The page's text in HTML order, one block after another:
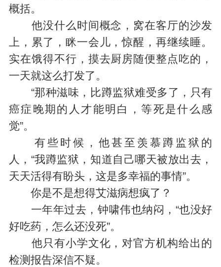
概括。
他没什么时间概念，窝在客厅的沙发
上，累了，眯一会儿，惊醒，再继续睡。
实在饿得不行，摸去厨房随便整点吃的，
一天就这么打发了。
“那种滋味，比蹲监狱难受多了，只有
癌症晚期的人才能明白，等死是什么感
觉”。
有些时候，他甚至羡慕蹲监狱的
人，“我蹲监狱，知道自己哪天被放出去，
天天活得有盼头，这是多幸福的事情”。
你是不是想得艾滋病想疯了？
一年年过去，钟啸伟也纳闷，“也没好
好吃药，怎么还没死”。
他只有小学文化，对官方机构给出的
检测报告深信不疑。